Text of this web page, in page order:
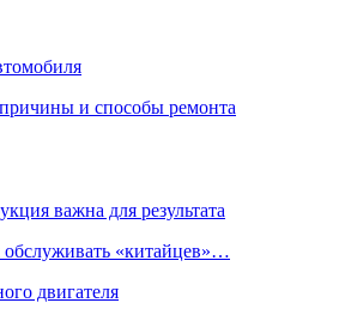
и способы ремонта
важна для результата
обслуживать «китайцев»…
двигателя